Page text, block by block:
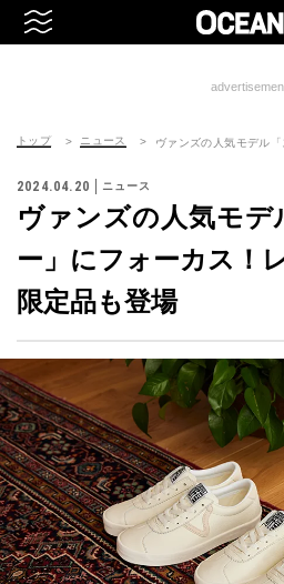
トップ ニュース ヴァンズの人気モデル
2024.04.20 ニュース
ヴァンズの人気モデ
ー」にフォーカス！
限定品も登場